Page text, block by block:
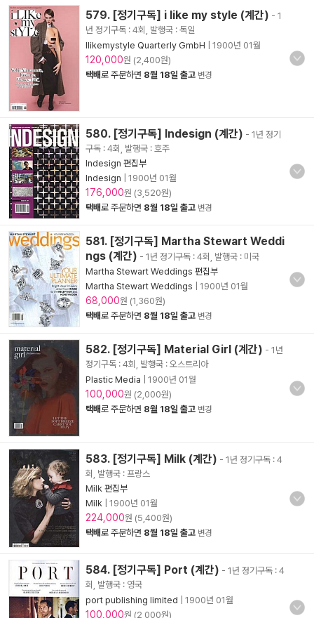
579. [정기구독] i like my style (계간) - 1
년 정기구독 : 4회, 발행국 : 독일
Ilikemystyle Quarterly GmbH
1900년 01월
120,000원 (2,400원)
택배로 주문하면 8월 18일 출고 변경
580. [정기구독] Indesign (계간) - 1년 정기
구독 : 4회, 발행국 : 호주
Indesign 편집부
Indesign
1900년 01월
176,000원 (3,520원)
택배로 주문하면 8월 18일 출고 변경
581. [정기구독] Martha Stewart Weddi
ngs (계간) - 1년 정기구독 : 4회, 발행국 : 미국
Martha Stewart Weddings 편집부
Martha Stewart Weddings
1900년 01월
68,000원 (1,360원)
택배로 주문하면 8월 18일 출고 변경
582. [정기구독] Material Girl (계간) - 1년
정기구독 : 4회, 발행국 : 오스트리아
Plastic Media
1900년 01월
100,000원 (2,000원)
택배로 주문하면 8월 18일 출고 변경
583. [정기구독] Milk (계간) - 1년 정기구독 : 4
회, 발행국 : 프랑스
Milk 편집부
Milk
1900년 01월
224,000원 (5,400원)
택배로 주문하면 8월 18일 출고 변경
584. [정기구독] Port (계간) - 1년 정기구독 : 4
회, 발행국 : 영국
port publishing limited
1900년 01월
100,000원 (2,000원)